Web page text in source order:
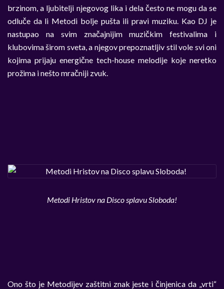
brzinom, a ljubitelji njegovog lika i dela često ne mogu da se
odluče da li Metodi bolje pušta ili pravi muziku. Kao DJ je
nastupao na svim značajnijim muzičkim festivalima i
klubovima širom sveta, a njegov prepoznatljiv stil vole svi oni
kojima prijaju energične tech-house melodije koje neretko
prožima i nešto mračniji zvuk.
Metodi Hristov na Disco splavu Sloboda!
Ono što je Metodijev zaštitni znak jeste i činjenica da „vrti“